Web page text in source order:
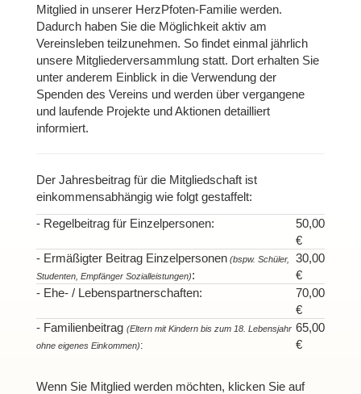
Mitglied in unserer HerzPfoten-Familie werden.
Dadurch haben Sie die Möglichkeit aktiv am
Vereinsleben teilzunehmen. So findet einmal jährlich
unsere Mitgliederversammlung statt. Dort erhalten Sie
unter anderem Einblick in die Verwendung der
Spenden des Vereins und werden über vergangene
und laufende Projekte und Aktionen detailliert
informiert.
Der Jahresbeitrag für die Mitgliedschaft ist
einkommensabhängig wie folgt gestaffelt:
- Regelbeitrag für Einzelpersonen:
50,00
€
- Ermäßigter Beitrag Einzelpersonen (bspw. Schüler,
Studenten, Empfänger Sozialleistungen):
30,00
€
- Ehe- / Lebenspartnerschaften:
70,00
€
- Familienbeitrag (Eltern mit Kindern bis zum 18. Lebensjahr
ohne eigenes Einkommen):
65,00
€
Wenn Sie Mitglied werden möchten, klicken Sie auf